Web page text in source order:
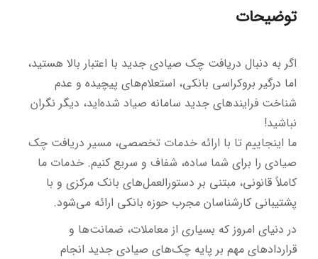
توضیحات
اگر به دنبال دریافت چک صیادی جدید با اعتبار بالا هستید،
اما درگیر بروکراسی بانکی، استعلام‌های پیچیده و عدم
شناخت فرایندهای جدید سامانه صیاد شده‌اید، دیگر نگران
نباشید!
ما اینجاییم تا با ارائه خدمات تخصصی، مسیر دریافت چک
صیادی را برای شما ساده، شفاف و سریع کنیم. خدمات ما
کاملاً قانونی، مبتنی بر دستورالعمل‌های بانک مرکزی و با
پشتیبانی کارشناسان مجرب حوزه بانکی ارائه می‌شود.
در دنیای امروز که بسیاری از معاملات، ضمانت‌ها و
قراردادهای مهم بر پایه چک‌های صیادی جدید انجام